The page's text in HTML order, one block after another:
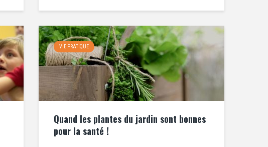
VIE PRATIQUE
Quand les plantes du jardin sont bonnes
pour la santé !